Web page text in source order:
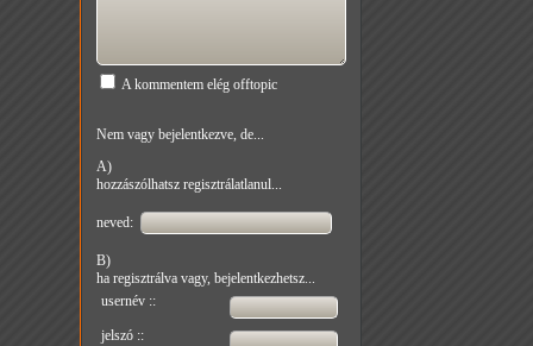
A kommentem elég offtopic
Nem vagy bejelentkezve, de...
A)
hozzászólhatsz regisztrálatlanul...
neved:
B)
ha regisztrálva vagy, bejelentkezhetsz...
usernév ::
jelszó ::